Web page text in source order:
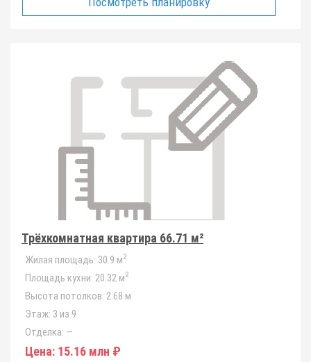
Трёхкомнатная квартира 66.71 м²
Жилая площадь: 30.9 м2
Площадь кухни: 20.32 м2
Высота потолков: 2.68 м
Этаж: 3 из 9
Отделка: —
Цена: 15.16 млн ₽